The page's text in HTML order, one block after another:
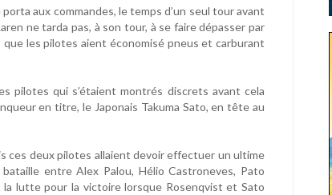
aux commandes, le temps d’un seul tour avant
ne tarda pas, à son tour, à se faire dépasser par
les pilotes aient économisé pneus et carburant
pilotes qui s’étaient montrés discrets avant cela
en titre, le Japonais Takuma Sato, en tête au
ces deux pilotes allaient devoir effectuer un ultime
entre Alex Palou, Hélio Castroneves, Pato
la lutte pour la victoire lorsque Rosenqvist et Sato